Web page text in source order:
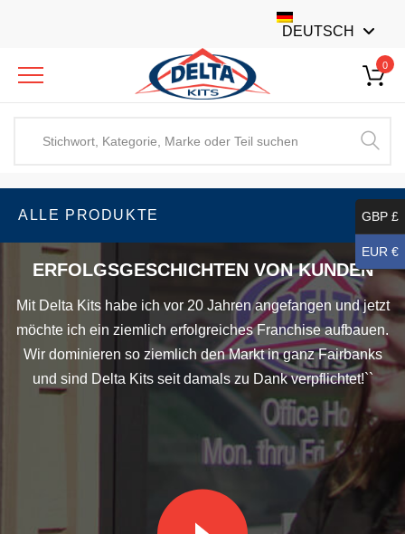
DEUTSCH
0
ALLE PRODUKTE
ERFOLGSGESCHICHTEN VON KUNDEN
Mit Delta Kits habe ich vor 20 Jahren angefangen und jetzt
möchte ich ein ziemlich erfolgreiches Franchise aufbauen.
Wir dominieren so ziemlich den Markt in ganz Fairbanks
und sind Delta Kits seit damals zu Dank verpflichtet!``
GBP £
EUR €